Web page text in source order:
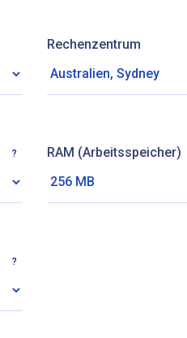
?
?
Rechenzentrum
RAM (Arbeitsspeicher)